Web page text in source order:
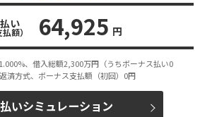
い
額） 64,925 円
、借入総額2,300万円（うちボーナス払い0
済方式、ボーナス支払額（初回）0円
いシミュレーション